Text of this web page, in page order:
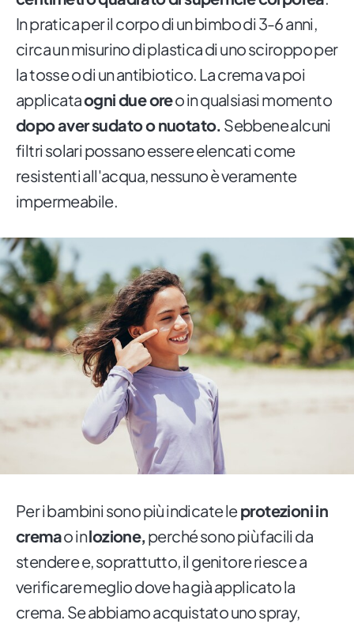
In pratica per il corpo di un bimbo di 3-6 anni,
circa un misurino di plastica di uno sciroppo per
la tosse o di un antibiotico. La crema va poi
applicataogni due oreo in qualsiasi momento
dopo aver sudato o nuotato. Sebbene alcuni
filtri solari possano essere elencati come
resistenti all'acqua, nessuno è veramente
impermeabile.
Per i bambini sono più indicate leprotezioni in
cremao inlozione, perché sono più facili da
stendere e, soprattutto, il genitore riesce a
verificare meglio dove ha già applicato la
crema. Se abbiamo acquistato uno spray,